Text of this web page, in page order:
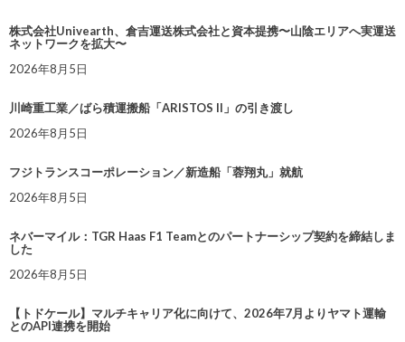
株式会社Univearth、倉吉運送株式会社と資本提携〜山陰エリアへ実運送
ネットワークを拡大〜
2026年8月5日
川崎重工業／ばら積運搬船「ARISTOS II」の引き渡し
2026年8月5日
フジトランスコーポレーション／新造船「蓉翔丸」就航
2026年8月5日
ネバーマイル：TGR Haas F1 Teamとのパートナーシップ契約を締結しま
した
2026年8月5日
【トドケール】マルチキャリア化に向けて、2026年7月よりヤマト運輸
とのAPI連携を開始